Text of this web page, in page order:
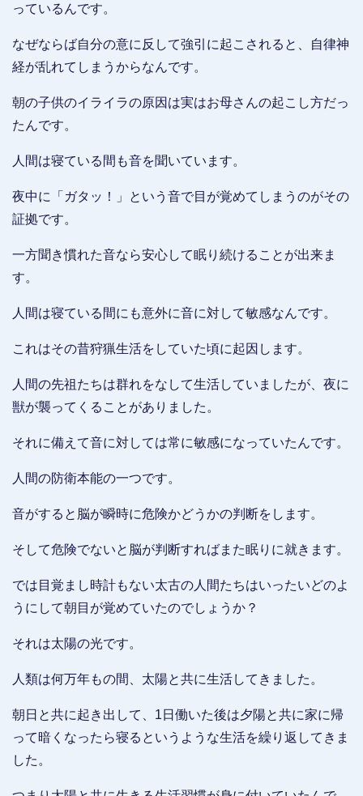
っているんです。
なぜならば自分の意に反して強引に起こされると、自律神
経が乱れてしまうからなんです。
朝の子供のイライラの原因は実はお母さんの起こし方だっ
たんです。
人間は寝ている間も音を聞いています。
夜中に「ガタッ！」という音で目が覚めてしまうのがその
証拠です。
一方聞き慣れた音なら安心して眠り続けることが出来ま
す。
人間は寝ている間にも意外に音に対して敏感なんです。
これはその昔狩猟生活をしていた頃に起因します。
人間の先祖たちは群れをなして生活していましたが、夜に
獣が襲ってくることがありました。
それに備えて音に対しては常に敏感になっていたんです。
人間の防衛本能の一つです。
音がすると脳が瞬時に危険かどうかの判断をします。
そして危険でないと脳が判断すればまた眠りに就きます。
では目覚まし時計もない太古の人間たちはいったいどのよ
うにして朝目が覚めていたのでしょうか？
それは太陽の光です。
人類は何万年もの間、太陽と共に生活してきました。
朝日と共に起き出して、1日働いた後は夕陽と共に家に帰
って暗くなったら寝るというような生活を繰り返してきま
した。